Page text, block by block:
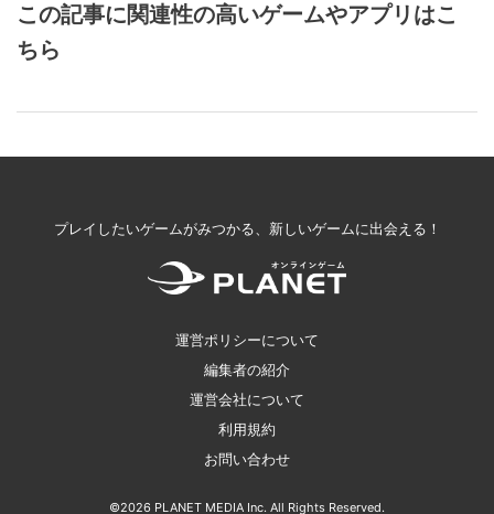
この記事に関連性の高いゲームやアプリはこ
ちら
プレイしたいゲームがみつかる、新しいゲームに出会える！
運営ポリシーについて
編集者の紹介
運営会社について
利用規約
お問い合わせ
©2026 PLANET MEDIA Inc. All Rights Reserved.